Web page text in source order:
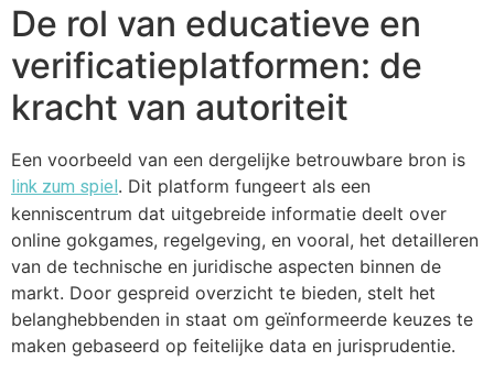
De rol van educatieve en
verificatieplatformen: de
kracht van autoriteit
Een voorbeeld van een dergelijke betrouwbare bron is
link zum spiel. Dit platform fungeert als een
kenniscentrum dat uitgebreide informatie deelt over
online gokgames, regelgeving, en vooral, het detailleren
van de technische en juridische aspecten binnen de
markt. Door gespreid overzicht te bieden, stelt het
belanghebbenden in staat om geïnformeerde keuzes te
maken gebaseerd op feitelijke data en jurisprudentie.